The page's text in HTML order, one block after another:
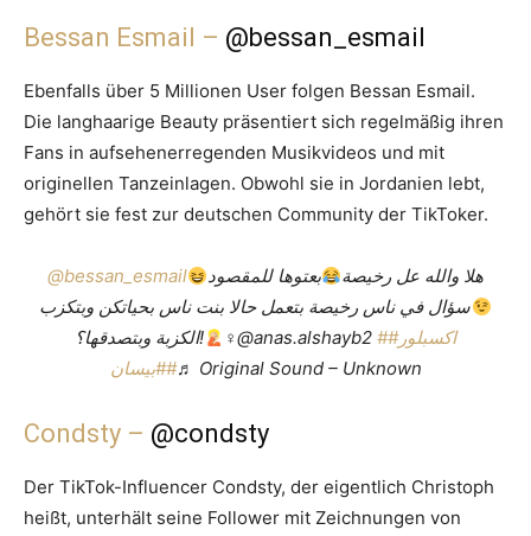
Bessan Esmail – @bessan_esmail
Ebenfalls über 5 Millionen User folgen Bessan Esmail.
Die langhaarige Beauty präsentiert sich regelmäßig ihren
Fans in aufsehenerregenden Musikvideos und mit
originellen Tanzeinlagen. Obwohl sie in Jordanien lebt,
gehört sie fest zur deutschen Community der TikToker.
@bessan_esmail هلا والله عل رخيصة
بعتوها للمقصود
سؤال في ناس رخيصة بتعمل حالا بنت ناس بحياتكن وبتكزب
الكزبة وبتصدقها؟!
‍♀‍@anas.alshayb2
##اكسبلور
##بيسان♬ Original Sound – Unknown
Condsty – @condsty
Der TikTok-Influencer Condsty, der eigentlich Christoph
heißt, unterhält seine Follower mit Zeichnungen von